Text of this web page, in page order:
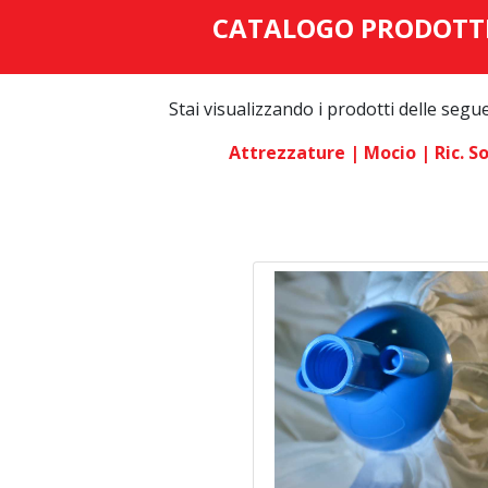
CATALOGO
Stai visualizzando i prodotti delle
Attrezzature | Mocio | Ric.